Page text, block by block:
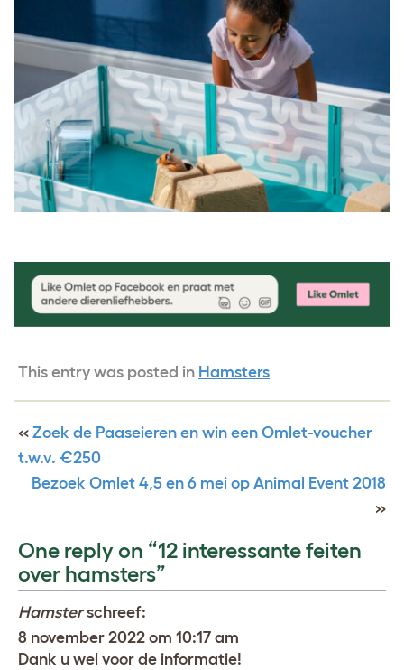
This entry was posted in Hamsters
« Zoek de Paaseieren en win een Omlet-voucher
t.w.v. €250
Bezoek Omlet 4,5 en 6 mei op Animal Event 2018
»
One reply on “12 interessante feiten
over hamsters”
Hamster schreef:
8 november 2022 om 10:17 am
Dank u wel voor de informatie!